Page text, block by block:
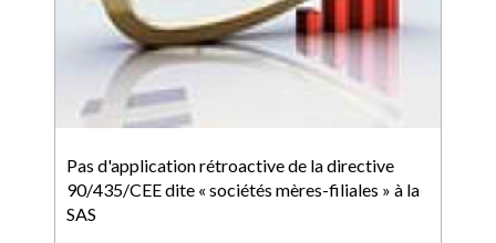
Pas d'application rétroactive de la directive
90/435/CEE dite « sociétés mères-filiales » à la
SAS